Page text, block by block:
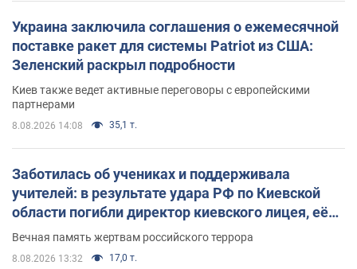
Украина заключила соглашения о ежемесячной
поставке ракет для системы Patriot из США:
Зеленский раскрыл подробности
Киев также ведет активные переговоры с европейскими
партнерами
8.08.2026 14:08 35,1 т.
Заботилась об учениках и поддерживала
учителей: в результате удара РФ по Киевской
области погибли директор киевского лицея, её
муж и внук
Вечная память жертвам российского террора
8.08.2026 13:32 17,0 т.